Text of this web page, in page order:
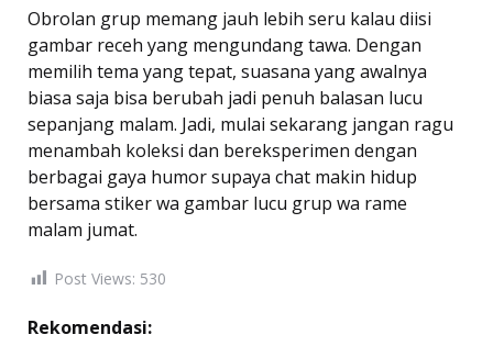
Obrolan grup memang jauh lebih seru kalau diisi
gambar receh yang mengundang tawa. Dengan
memilih tema yang tepat, suasana yang awalnya
biasa saja bisa berubah jadi penuh balasan lucu
sepanjang malam. Jadi, mulai sekarang jangan ragu
menambah koleksi dan bereksperimen dengan
berbagai gaya humor supaya chat makin hidup
bersama stiker wa gambar lucu grup wa rame
malam jumat.
Post Views: 530
Rekomendasi: